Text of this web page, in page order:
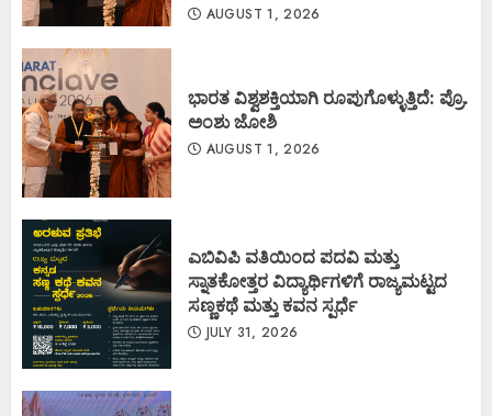
AUGUST 1, 2026
ಭಾರತ ವಿಶ್ವಶಕ್ತಿಯಾಗಿ ರೂಪುಗೊಳ್ಳುತ್ತಿದೆ: ಪ್ರೊ.
ಅಂಶು ಜೋಶಿ
AUGUST 1, 2026
ಎಬಿವಿಪಿ ವತಿಯಿಂದ ಪದವಿ ಮತ್ತು
ಸ್ನಾತಕೋತ್ತರ ವಿದ್ಯಾರ್ಥಿಗಳಿಗೆ ರಾಜ್ಯಮಟ್ಟದ
ಸಣ್ಣಕಥೆ ಮತ್ತು ಕವನ ಸ್ಪರ್ಧೆ
JULY 31, 2026